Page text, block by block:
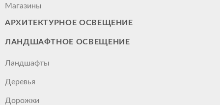
Магазины
АРХИТЕКТУРНОЕ ОСВЕЩЕНИЕ
ЛАНДШАФТНОЕ ОСВЕЩЕНИЕ
Ландшафты
Деревья
Дорожки